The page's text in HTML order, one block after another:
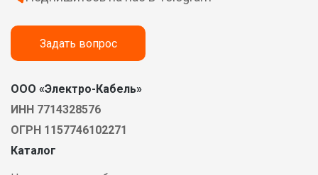
Задать вопрос
ООО «Электро-Кабель»
ИНН 7714328576
ОГРН 1157746102271
Каталог